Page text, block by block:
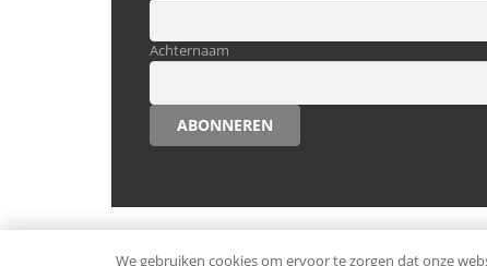
Achternaam
ABONNEREN
We gebruiken cookies om ervoor te zorgen dat onze